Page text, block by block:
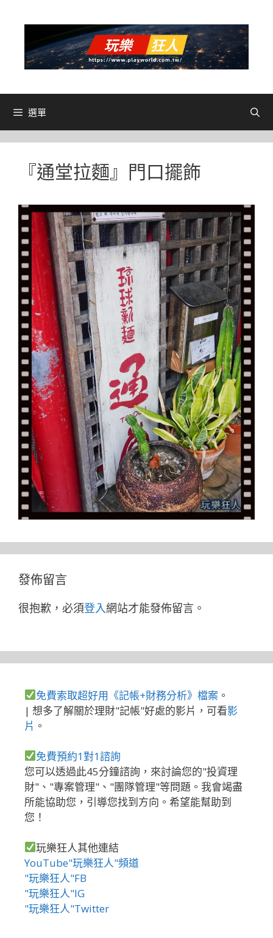
選單
『通堂拉麵』門口擺飾
發佈留言
很抱歉，必須登入網站才能發佈留言。
免費索取超好用《記帳+財務分析》檔案 。
| 想多了解關於理財"記帳"好處的影片，可看影
片 。
免費預約1對1諮詢
您可以透過此45分鐘諮詢，來討論您的"投資理
財"、"專案管理"、"團隊管理"等問題。我會竭盡
所能協助您，引導您找到方向。希望能幫助到
您！
玩樂狂人其他連結
YouTube"玩樂狂人"頻道
"玩樂狂人"FB
"玩樂狂人"IG
"玩樂狂人"Twitter